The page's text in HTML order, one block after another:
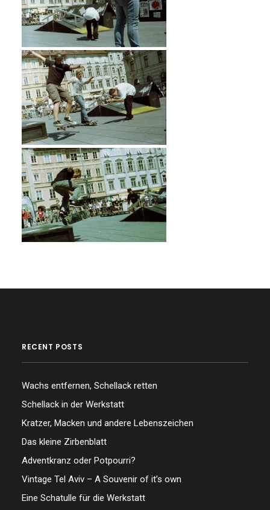
RECENT POSTS
Wachs entfernen, Schellack retten
Schellack in der Werkstatt
Kratzer, Macken und andere Lebenszeichen
Das kleine Zirbenblatt
Adventkranz oder Potpourri?
Vintage Tel Aviv – A Souvenir of it’s own
Eine Schatulle für die Werkstatt